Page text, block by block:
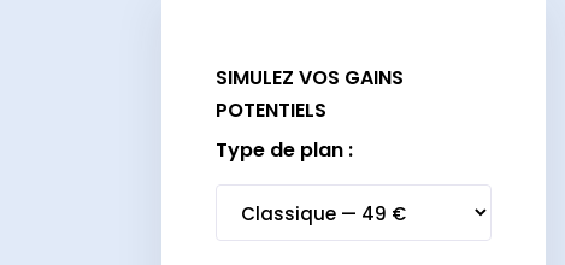
SIMULEZ VOS GAINS
POTENTIELS
Type de plan :